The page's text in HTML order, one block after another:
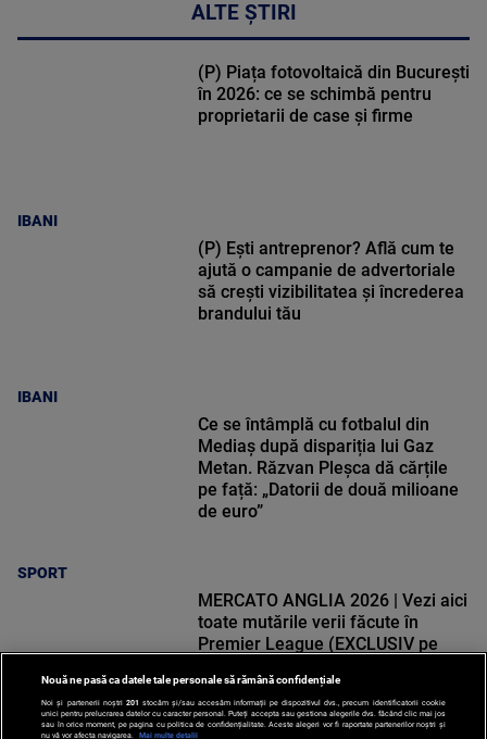
ALTE ȘTIRI
IBANI
(P) Piața fotovoltaică din București
în 2026: ce se schimbă pentru
proprietarii de case și firme
IBANI
(P) Ești antreprenor? Află cum te
ajută o campanie de advertoriale
să crești vizibilitatea și încrederea
brandului tău
SPORT
Ce se întâmplă cu fotbalul din
Mediaș după dispariția lui Gaz
Metan. Răzvan Pleșca dă cărțile
pe față: „Datorii de două milioane
de euro”
MERCATO ANGLIA 2026 | Vezi aici
toate mutările verii făcute în
Premier League (EXCLUSIV pe
Nouă ne pasă ca datele tale personale să rămână confidențiale
Noi și partenerii noștri 201 stocăm și/sau accesăm informații pe dispozitivul dvs., precum identificatorii cookie
unici pentru prelucrarea datelor cu caracter personal. Puteți accepta sau gestiona alegerile dvs. făcând clic mai jos
sau în orice moment, pe pagina cu politica de confidențialitate. Aceste alegeri vor fi raportate partenerilor noștri și
nu vă vor afecta navigarea.
Mai multe detalii